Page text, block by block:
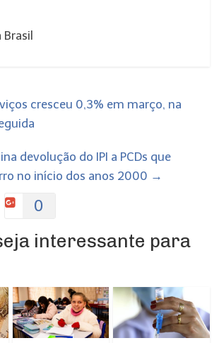
cresceu 0,3% em março, na
devolução do IPI a PCDs que
no início dos anos 2000 →
0
interessante para